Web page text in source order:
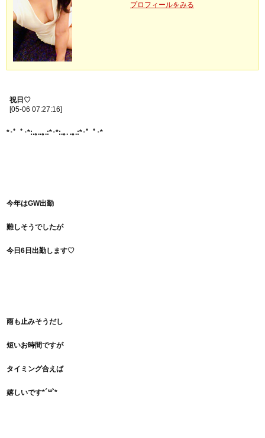
プロフィールをみる
祝日♡
[05-06 07:27:16]
*･゜ﾟ･*:.｡..｡.:*･*:.｡. .｡.:*･゜ﾟ･*
今年はGW出勤
難しそうでしたが
今日6日出勤します♡
雨も止みそうだし
短いお時間ですが
タイミング合えば
嬉しいです*´꒳`*